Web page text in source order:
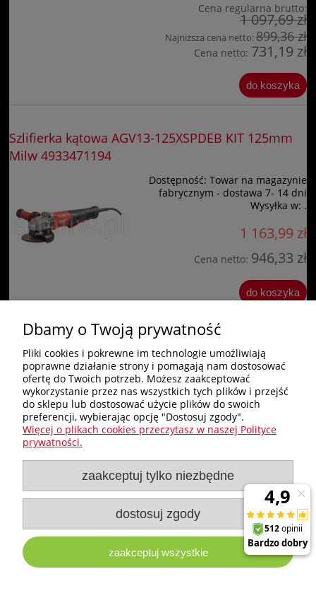
Cena regularna brutto:
1 097,69 zł
Najniższa cena netto:899,36 zł
Cena netto: 731,19 zł
do koszyka
Szlifierka kątowa AGV13-125XSPDEB KIT 125mm
Milw 4933471194
Dostępność: Towar na magazynie
fabrycznym - dostawa 7- 14 dni
Wysyłka w: .
1 163,99 zł
Cena netto: 946,33 zł
do koszyka
«
Zakupy
Pomoc
Moje konto
Informacje
e-milw.pl
- Platforma Dystrybucyjna Narzędzi i Akcesoriów
Milwaukee
Dbamy o Twoją prywatność
Pliki cookies i pokrewne im technologie umożliwiają
poprawne działanie strony i pomagają nam dostosować
ofertę do Twoich potrzeb. Możesz zaakceptować
wykorzystanie przez nas wszystkich tych plików i przejść
do sklepu lub dostosować użycie plików do swoich
preferencji, wybierając opcję "Dostosuj zgody".
Więcej o plikach cookies przeczytasz w naszej Polityce
prywatności.
zaakceptuj tylko niezbędne
dostosuj zgody
zaakceptuj wszystkie